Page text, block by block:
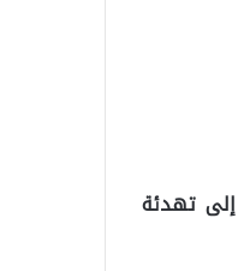
إلى تهدئة